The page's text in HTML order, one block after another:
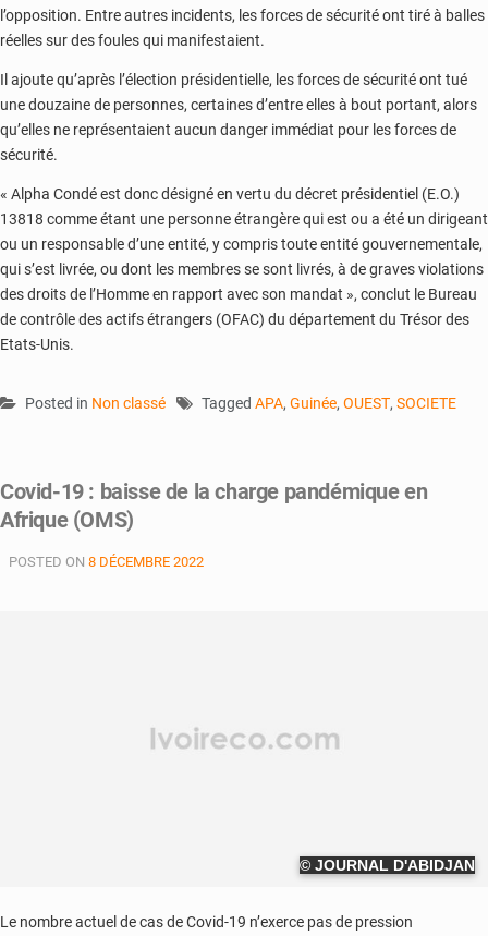
l’opposition. Entre autres incidents, les forces de sécurité ont tiré à balles
réelles sur des foules qui manifestaient.
Il ajoute qu’après l’élection présidentielle, les forces de sécurité ont tué
une douzaine de personnes, certaines d’entre elles à bout portant, alors
qu’elles ne représentaient aucun danger immédiat pour les forces de
sécurité.
« Alpha Condé est donc désigné en vertu du décret présidentiel (E.O.)
13818 comme étant une personne étrangère qui est ou a été un dirigeant
ou un responsable d’une entité, y compris toute entité gouvernementale,
qui s’est livrée, ou dont les membres se sont livrés, à de graves violations
des droits de l’Homme en rapport avec son mandat », conclut le Bureau
de contrôle des actifs étrangers (OFAC) du département du Trésor des
Etats-Unis.
Posted in Non classé Tagged APA, Guinée, OUEST, SOCIETE
Covid-19 : baisse de la charge pandémique en
Afrique (OMS)
POSTED ON 8 DÉCEMBRE 2022
© JOURNAL D'ABIDJAN
Le nombre actuel de cas de Covid-19 n’exerce pas de pression